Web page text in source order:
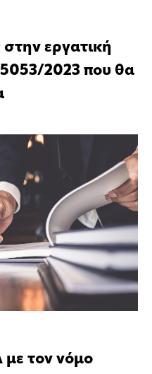
εργατική
2023 που θα
τον νόμο